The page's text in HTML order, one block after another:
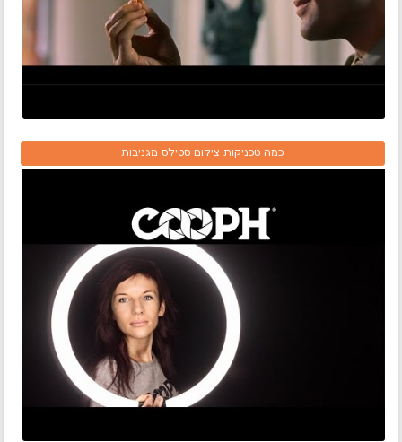
כמה טכניקות צילום סטילס מגניבות